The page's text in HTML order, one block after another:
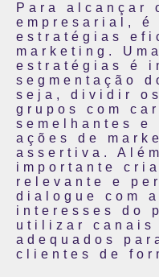
Para alcançar
empresarial, é
estratégias
marketing.
estratégias é
segmentação
seja, dividir
grupos com
semelhantes e
ações de
assertiva.
importante
relevante e
dialogue com
interesses do
utilizar canais
adequados
clientes de